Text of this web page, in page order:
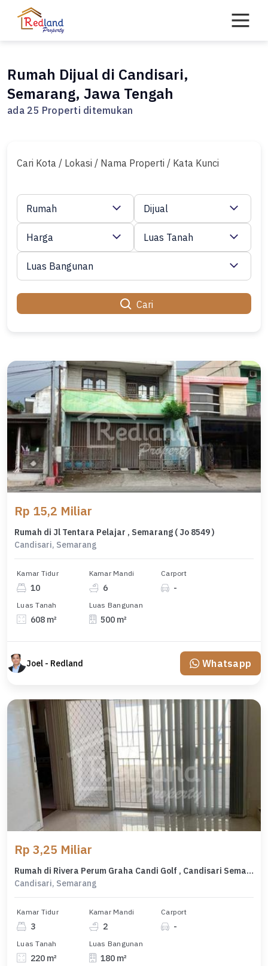
Rumah Dijual di Candisari,
Semarang, Jawa Tengah
ada 25 Properti ditemukan
Cari Kota / Lokasi / Nama Properti / Kata Kunci
Cari
Rumah Dijual
Harga Luas Tanah
Luas Bangunan
Rp 15,2 Miliar
Rumah di Jl Tentara Pelajar , Semarang ( Jo 8549 )
Candisari, Semarang
Kamar Tidur
10
Kamar Mandi
6
Carport
-
Luas Tanah
608 m²
Luas Bangunan
500 m²
Joel - Redland Whatsapp
Rp 3,25 Miliar
Rumah di Rivera Perum Graha Candi Golf , Candisari Semarang ( Tt 2370 )
Candisari, Semarang
Kamar Tidur
3
Kamar Mandi
2
Carport
-
Luas Tanah
220 m²
Luas Bangunan
180 m²